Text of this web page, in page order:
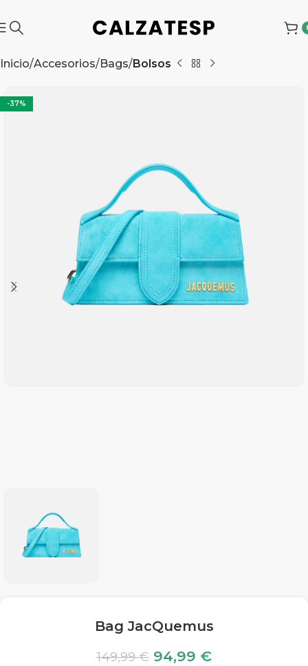
Inicio Accesorios Bags Bolsos
-37%
Bag JacQuemus
149,99€ 94,99 €